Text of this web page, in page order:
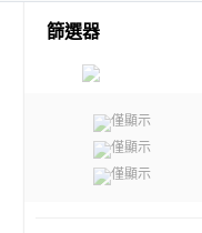
篩選器
僅顯示
僅顯示
僅顯示